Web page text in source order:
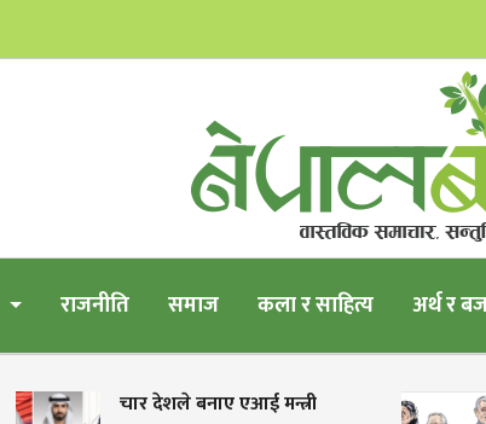
राजनीति समाज कला र साहित्य अर्थ र
चार देशले बनाए एआई मन्त्री